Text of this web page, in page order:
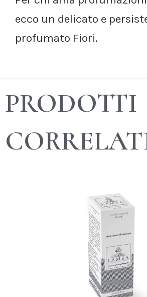
ecco un delicato e
profumato Fiori.
PRODOTTI